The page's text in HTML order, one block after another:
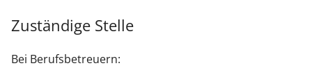
Zuständige Stelle
Bei Berufsbetreuern: